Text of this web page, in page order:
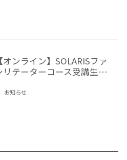
【オンライン】SOLARISファ
リテーターコース受講生…
お知らせ